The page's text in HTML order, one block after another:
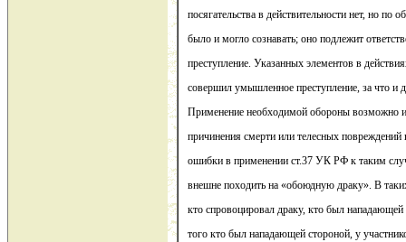
посягательства в действительности нет, но по
было и могло сознавать; оно подлежит
преступление. Указанных элементов в
совершил умышленное преступление, за что и
Применение необходимой обороны возможно
причинения смерти или телесных повреждений
ошибки в применении ст.37 УК РФ к таким
внешне походить на «обоюдную драку». В
кто спровоцировал драку, кто был
того кто был нападающей стороной, у